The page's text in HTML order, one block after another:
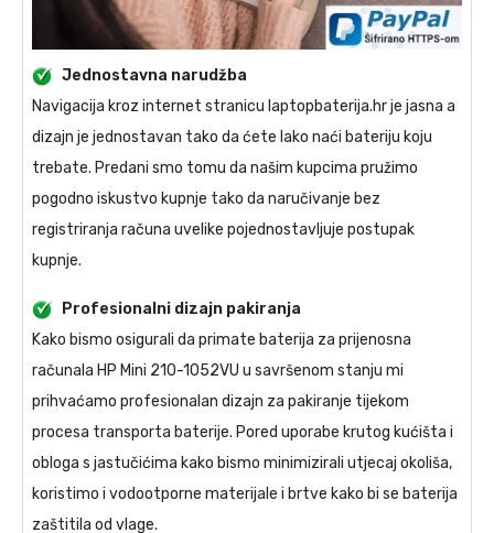
Jednostavna narudžba
Navigacija kroz internet stranicu laptopbaterija.hr je jasna a
dizajn je jednostavan tako da ćete lako naći bateriju koju
trebate. Predani smo tomu da našim kupcima pružimo
pogodno iskustvo kupnje tako da naručivanje bez
registriranja računa uvelike pojednostavljuje postupak
kupnje.
Profesionalni dizajn pakiranja
Kako bismo osigurali da primate baterija za prijenosna
računala HP Mini 210-1052VU u savršenom stanju mi
prihvaćamo profesionalan dizajn za pakiranje tijekom
procesa transporta baterije. Pored uporabe krutog kućišta i
obloga s jastučićima kako bismo minimizirali utjecaj okoliša,
koristimo i vodootporne materijale i brtve kako bi se baterija
zaštitila od vlage.